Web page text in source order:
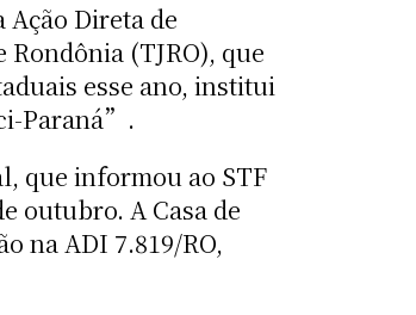
Direta de
(TJRO), que
esse ano, institui
Paraná”.
que informou ao STF
outubro. A Casa de
na ADI 7.819/RO,